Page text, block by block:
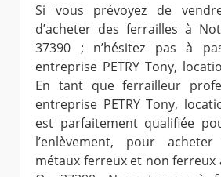
Si vous prévoyez de
d’acheter des ferrailles à
37390 ; n’hésitez pas à
entreprise PETRY Tony,
En tant que ferrailleur
entreprise PETRY Tony,
est parfaitement qualifiée
l’enlèvement, pour
métaux ferreux et non ferreux